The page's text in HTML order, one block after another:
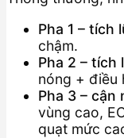
Pha 1 – tích
chậm.
Pha 2 – tích
nóng + điều
Pha 3 – cận
vùng cao,
quạt mức